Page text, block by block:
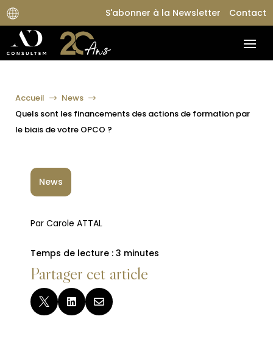
S'abonner à la Newsletter Contact
Accueil $ News $
Quels sont les financements des actions de formation par
le biais de votre OPCO ?
News
Par Carole ATTAL
Temps de lecture : 3 minutes
Partager cet article
  